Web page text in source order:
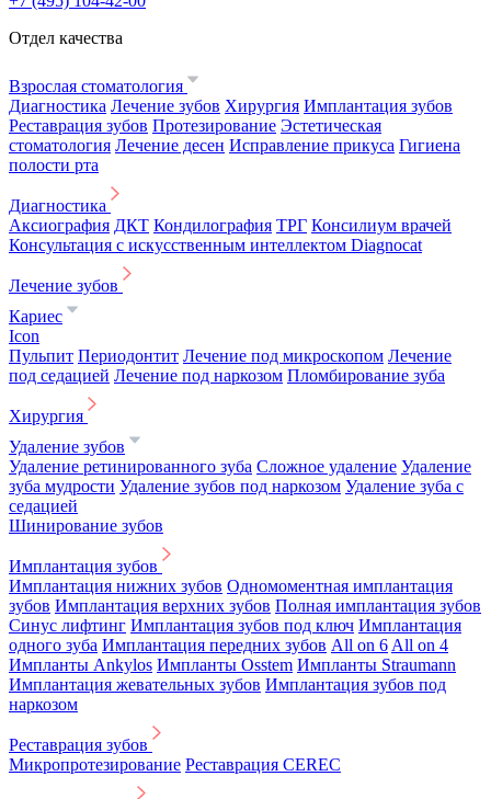
Отдел качества
Взрослая стоматология
Диагностика Лечение зубов Хирургия Имплантация зубов
Реставрация зубов Протезирование Эстетическая
стоматология Лечение десен Исправление прикуса Гигиена
полости рта
Диагностика
Аксиография ДКТ Кондилография ТРГ Консилиум врачей
Консультация с искусственным интеллектом Diagnocat
Лечение зубов
Кариес
Icon
Пульпит Периодонтит Лечение под микроскопом Лечение
под седацией Лечение под наркозом Пломбирование зуба
Хирургия
Удаление зубов
Удаление ретинированного зуба Сложное удаление Удаление
зуба мудрости Удаление зубов под наркозом Удаление зуба с
седацией
Шинирование зубов
Имплантация зубов
Имплантация нижних зубов Одномоментная имплантация
зубов Имплантация верхних зубов Полная имплантация зубов
Синус лифтинг Имплантация зубов под ключ Имплантация
одного зуба Имплантация передних зубов All on 6 All on 4
Импланты Ankylos Импланты Osstem Импланты Straumann
Имплантация жевательных зубов Имплантация зубов под
наркозом
Реставрация зубов
Микропротезирование Реставрация CEREC